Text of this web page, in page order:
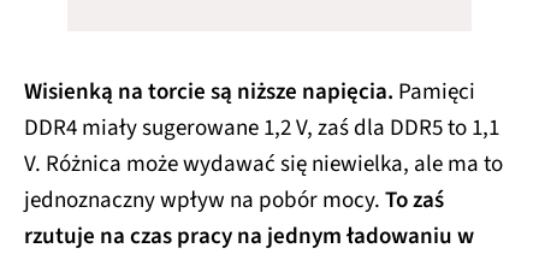
Wisienką na torcie są niższe napięcia. Pamięci
DDR4 miały sugerowane 1,2 V, zaś dla DDR5 to 1,1
V. Różnica może wydawać się niewielka, ale ma to
jednoznaczny wpływ na pobór mocy.To zaś
rzutuje na czas pracy na jednym ładowaniu w